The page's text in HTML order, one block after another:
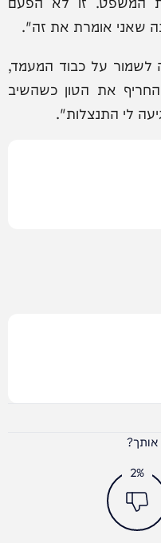
שאני אומרת את זה".
לשמור על כבוד המעמד,
את הטון כשהשיב
לי התנצלות".
אותך?
2%